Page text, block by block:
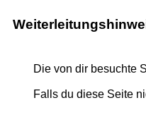
Die von dir besuchte
Falls du diese Seite